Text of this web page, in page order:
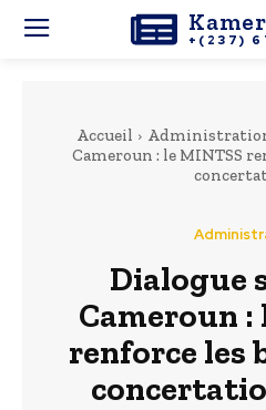
+(237)
Accueil
Cameroun : le MINTSS
Dialogue
Cameroun :
renforce les